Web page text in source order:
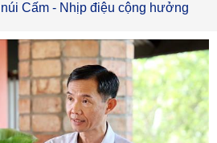
Cấm - Nhịp điệu cộng hưởng